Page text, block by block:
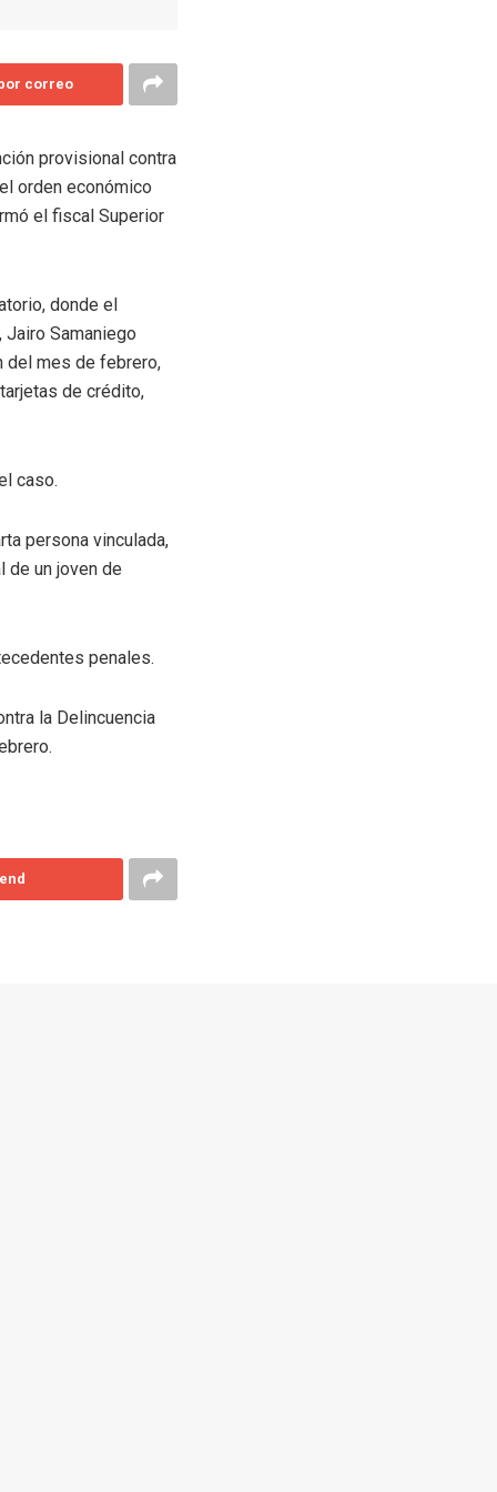
correo
provisional contra
orden económico
el fiscal Superior
donde el
Samaniego
del mes de febrero,
de crédito,
caso.
persona vinculada,
de un joven de
penales.
la Delincuencia